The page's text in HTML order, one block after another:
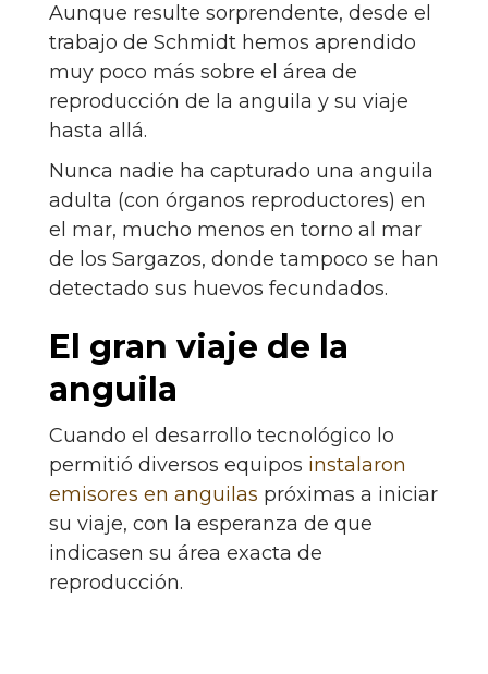
Aunque resulte sorprendente, desde el
trabajo de Schmidt hemos aprendido
muy poco más sobre el área de
reproducción de la anguila y su viaje
hasta allá.
Nunca nadie ha capturado una anguila
adulta (con órganos reproductores) en
el mar, mucho menos en torno al mar
de los Sargazos, donde tampoco se han
detectado sus huevos fecundados.
El gran viaje de la
anguila
Cuando el desarrollo tecnológico lo
permitió diversos equipos instalaron
emisores en anguilas próximas a iniciar
su viaje, con la esperanza de que
indicasen su área exacta de
reproducción.